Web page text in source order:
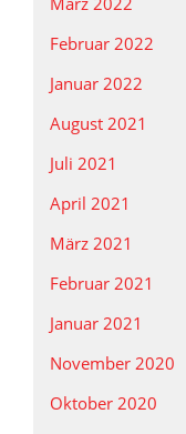
Februar 2022
Januar 2022
August 2021
Juli 2021
April 2021
März 2021
Februar 2021
Januar 2021
November 2020
Oktober 2020